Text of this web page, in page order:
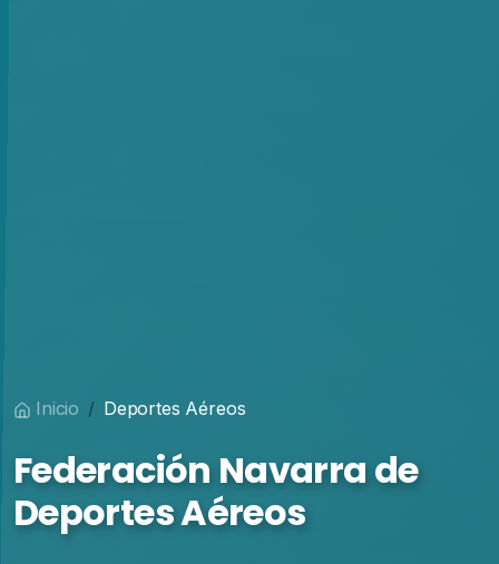
Inicio Deportes Aéreos
Federación Navarra de
Deportes Aéreos